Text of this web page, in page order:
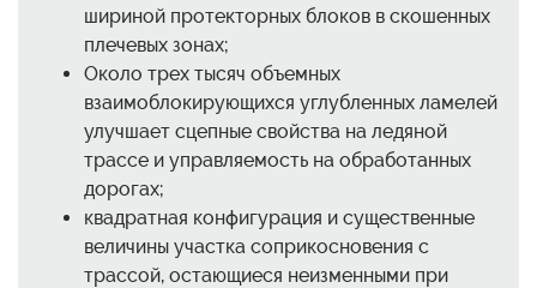
шириной протекторных блоков в скошенных
плечевых зонах;
Около трех тысяч объемных
взаимоблокирующихся углубленных ламелей
улучшает сцепные свойства на ледяной
трассе и управляемость на обработанных
дорогах;
квадратная конфигурация и существенные
величины участка соприкосновения с
трассой, остающиеся неизменными при